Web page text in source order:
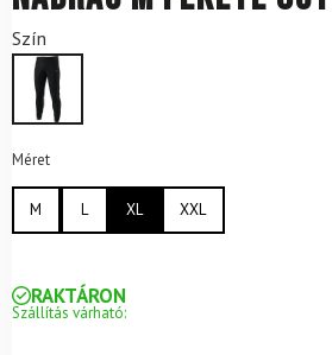
Szín
Méret
M L XL XXL
RAKTÁRON
Szállítás várható: